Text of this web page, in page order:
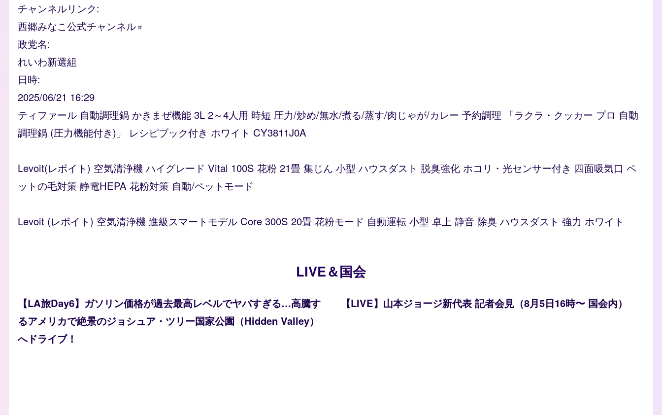
チャンネルリンク
西郷みなこ公式チャンネル
政党名
れいわ新選組
日時
2025/06/21 16:29
ティファール 自動調理鍋 かきまぜ機能 3L 2～4人用 時短 圧力/炒め/無水/煮る/蒸す/肉じゃが/カレー 予約調理 「ラクラ・クッカー プロ 自動
調理鍋 (圧力機能付き)」 レシピブック付き ホワイト CY3811J0A
Levoit(レボイト) 空気清浄機 ハイグレード Vital 100S 花粉 21畳 集じん 小型 ハウスダスト 脱臭強化 ホコリ・光センサー付き 四面吸気口 ペ
ットの毛対策 静電HEPA 花粉対策 自動/ペットモード
Levoit (レボイト) 空気清浄機 進級スマートモデル Core 300S 20畳 花粉モード 自動運転 小型 卓上 静音 除臭 ハウスダスト 強力 ホワイト
LIVE＆国会
【LA旅Day6】ガソリン価格が過去最高レベルでヤバすぎる…高騰す
るアメリカで絶景のジョシュア・ツリー国家公園（Hidden Valley）
へドライブ！
【LIVE】山本ジョージ新代表 記者会見（8月5日16時〜 国会内）